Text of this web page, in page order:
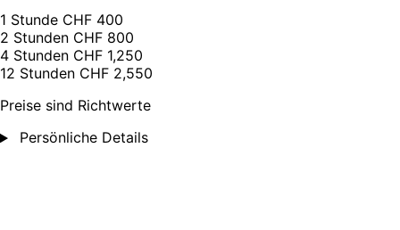
1 Stunde CHF 400
2 Stunden CHF 800
4 Stunden CHF 1,250
12 Stunden CHF 2,550
Preise sind Richtwerte
Persönliche Details